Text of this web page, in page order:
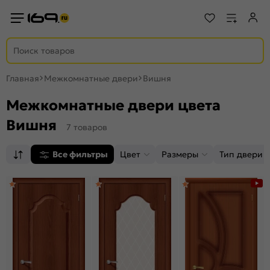
Главная Межкомнатные двери Вишня
Межкомнатные двери цвета
Вишня
7 товаров
Все фильтры Цвет Размеры Тип двери